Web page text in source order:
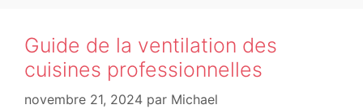
Guide de la ventilation des
cuisines professionnelles
novembre 21, 2024 par Michael